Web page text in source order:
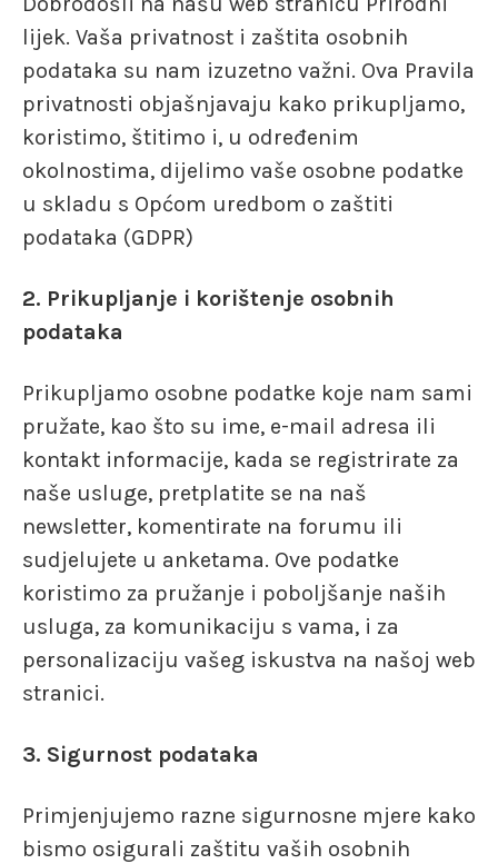
lijek. Vaša privatnost i zaštita osobnih
podataka su nam izuzetno važni. Ova Pravila
privatnosti objašnjavaju kako prikupljamo,
koristimo, štitimo i, u određenim
okolnostima, dijelimo vaše osobne podatke
u skladu s Općom uredbom o zaštiti
podataka (GDPR)
2. Prikupljanje i korištenje osobnih
podataka
Prikupljamo osobne podatke koje nam sami
pružate, kao što su ime, e-mail adresa ili
kontakt informacije, kada se registrirate za
naše usluge, pretplatite se na naš
newsletter, komentirate na forumu ili
sudjelujete u anketama. Ove podatke
koristimo za pružanje i poboljšanje naših
usluga, za komunikaciju s vama, i za
personalizaciju vašeg iskustva na našoj web
stranici.
3. Sigurnost podataka
Primjenjujemo razne sigurnosne mjere kako
bismo osigurali zaštitu vaših osobnih